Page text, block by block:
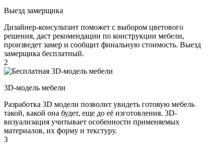
Выезд замерщика
Дизайнер-консультант поможет с выбором цветового
решения, даст рекомендации по конструкции мебели,
произведет замер и сообщит финальную стоимость. Выезд
замерщика бесплатный.
2
3D-модель мебели
Разработка 3D модели позволит увидеть готовую мебель
такой, какой она будет, еще до её изготовления. 3D-
визуализация учитывает особенности применяемых
материалов, их форму и текстуру.
3